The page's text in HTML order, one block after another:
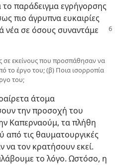
το παράδειγμα εγρήγορσης
πιο άγρυπνα ευκαιρίες
νέα σε όσους συναντάμε
εκείνους που προσπάθησαν να
το έργο του; (β) Ποια ισορροπία
του;
άτομα
την προσοχή του
Καπερναούμ, τα πλήθη
από τις θαυματουργικές
να τον κρατήσουν εκεί.
το λόγο. Ωστόσο, η